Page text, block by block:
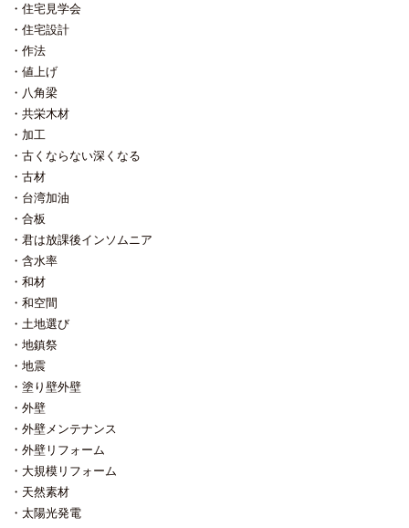
住宅見学会
住宅設計
作法
値上げ
八角梁
共栄木材
加工
古くならない深くなる
古材
台湾加油
合板
君は放課後インソムニア
含水率
和材
和空間
土地選び
地鎮祭
地震
塗り壁外壁
外壁
外壁メンテナンス
外壁リフォーム
大規模リフォーム
天然素材
太陽光発電